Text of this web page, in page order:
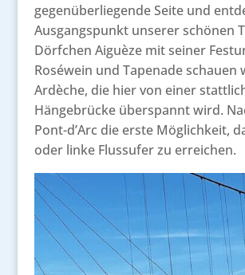
gegenüberliegende Seite und
Ausgangspunkt unserer schönen
Dörfchen Aiguèze mit seiner
Roséwein und Tapenade schauen
Ardèche, die hier von einer
Hängebrücke überspannt wird.
Pont-d’Arc die erste Möglichkeit,
oder linke Flussufer zu erreichen.